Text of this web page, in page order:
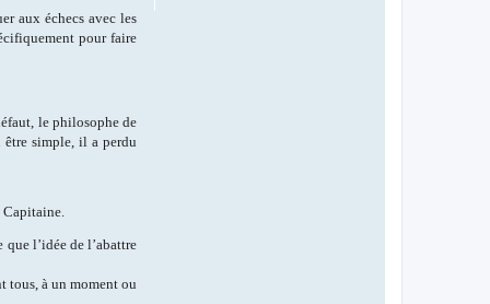
aux échecs avec les
pour faire
le philosophe de
être simple, il a perdu
l’idée de l’abattre
tous, à un moment ou